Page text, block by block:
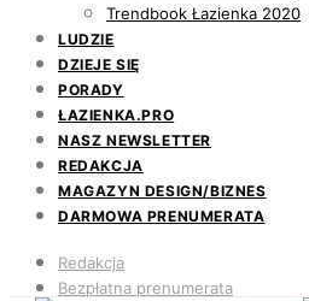
Trendbook Łazienka 2020
LUDZIE
DZIEJE SIĘ
PORADY
ŁAZIENKA.PRO
NASZ NEWSLETTER
REDAKCJA
MAGAZYN DESIGN/BIZNES
DARMOWA PRENUMERATA
Redakcja
Bezpłatna prenumerata